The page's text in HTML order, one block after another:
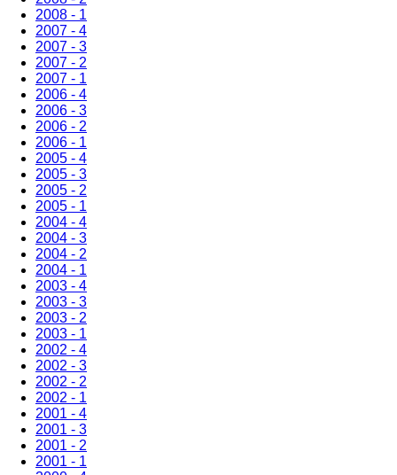
2008 - 1
2007 - 4
2007 - 3
2007 - 2
2007 - 1
2006 - 4
2006 - 3
2006 - 2
2006 - 1
2005 - 4
2005 - 3
2005 - 2
2005 - 1
2004 - 4
2004 - 3
2004 - 2
2004 - 1
2003 - 4
2003 - 3
2003 - 2
2003 - 1
2002 - 4
2002 - 3
2002 - 2
2002 - 1
2001 - 4
2001 - 3
2001 - 2
2001 - 1